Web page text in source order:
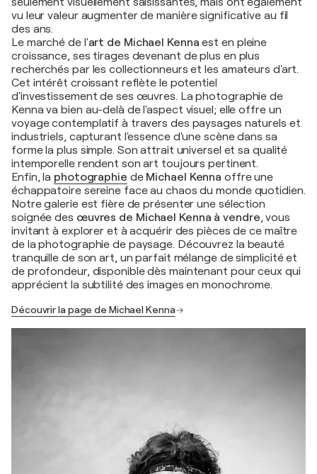
vu leur valeur augmenter de manière significative au fil
des ans.
Le marché de l'art de Michael Kenna est en pleine
croissance, ses tirages devenant de plus en plus
recherchés par les collectionneurs et les amateurs d'art.
Cet intérêt croissant reflète le potentiel
d'investissement de ses œuvres. La photographie de
Kenna va bien au-delà de l'aspect visuel; elle offre un
voyage contemplatif à travers des paysages naturels et
industriels, capturant l'essence d'une scène dans sa
forme la plus simple. Son attrait universel et sa qualité
intemporelle rendent son art toujours pertinent.
Enfin, la photographie de Michael Kenna offre une
échappatoire sereine face au chaos du monde quotidien.
Notre galerie est fière de présenter une sélection
soignée des œuvres de Michael Kenna à vendre, vous
invitant à explorer et à acquérir des pièces de ce maître
de la photographie de paysage. Découvrez la beauté
tranquille de son art, un parfait mélange de simplicité et
de profondeur, disponible dès maintenant pour ceux qui
apprécient la subtilité des images en monochrome.
Découvrir la page de Michael Kenna